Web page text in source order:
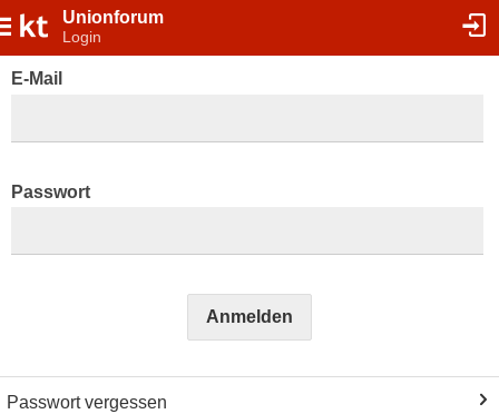
Unionforum
Login
E-Mail
Passwort
Anmelden
Passwort vergessen